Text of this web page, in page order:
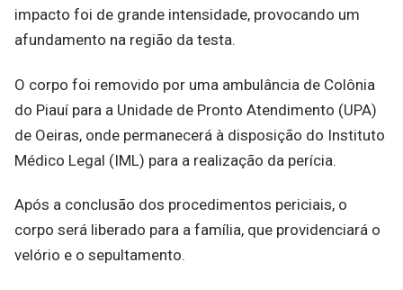
impacto foi de grande intensidade, provocando um
afundamento na região da testa.
O corpo foi removido por uma ambulância de Colônia
do Piauí para a Unidade de Pronto Atendimento (UPA)
de Oeiras, onde permanecerá à disposição do Instituto
Médico Legal (IML) para a realização da perícia.
Após a conclusão dos procedimentos periciais, o
corpo será liberado para a família, que providenciará o
velório e o sepultamento.